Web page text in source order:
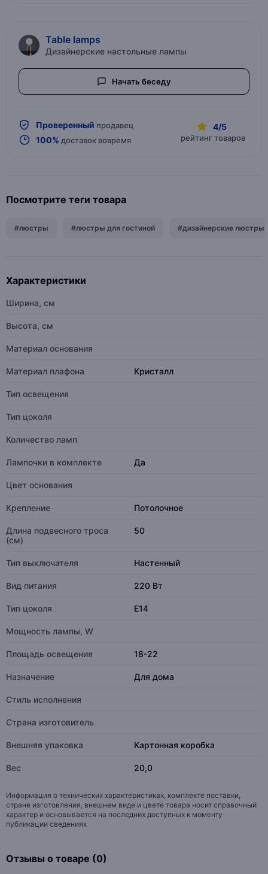
Table lamps
Дизайнерские настольные лампы
Начать беседу
Проверенный продавец
100% доставок вовремя
4/5
рейтинг товаров
Посмотрите теги товара
#люстры #люстры для гостиной #дизайнерские люстры
Характеристики
Ширина, см
Высота, см
Материал основания
Материал плафона Кристалл
Тип освещения
Тип цоколя
Количество ламп
Лампочки в комплекте Да
Цвет основания
Крепление Потолочное
Длина подвесного троса
(см)
50
Тип выключателя Настенный
Вид питания 220 Вт
Тип цоколя E14
Мощность лампы, W
Площадь освещения 18-22
Назначение Для дома
Стиль исполнения
Страна изготовитель
Внешняя упаковка Картонная коробка
Вес 20,0
Информация о технических характеристиках, комплекте поставки,
стране изготовления, внешнем виде и цвете товара носит справочный
характер и основывается на последних доступных к моменту
публикации сведениях
Отзывы о товаре (0)